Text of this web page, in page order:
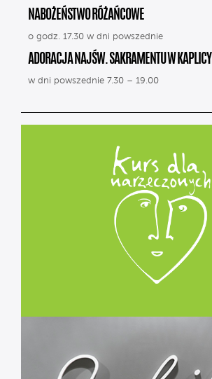
NABOŻEŃSTWO RÓŻAŃCOWE
o godz. 17.30 w dni powszednie
ADORACJA NAJŚW. SAKRAMENTU W KAPLICY
w dni powszednie 7.30 – 19.00